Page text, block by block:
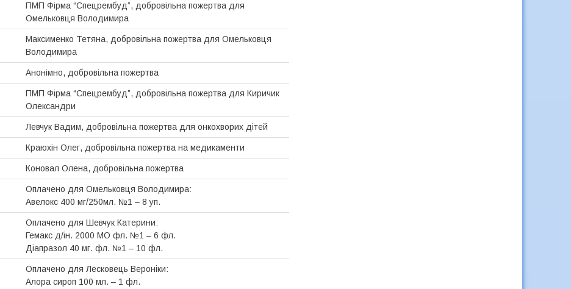
ПМП Фірма “Спецрембуд”, добровільна пожертва для
Омельковця Володимира
Максименко Тетяна, добровільна пожертва для Омельковця
Володимира
Анонімно, добровільна пожертва
ПМП Фірма “Спецрембуд”, добровільна пожертва для Киричик
Олександри
Левчук Вадим, добровiльна пожертва для онкохворих дiтей
Краюхін Олег, добровiльна пожертва на медикаменти
Коновал Олена, добровільна пожертва
Оплачено для Омельковця Володимира:
Авелокс 400 мг/250мл. №1 – 8 уп.
Оплачено для Шевчук Катерини:
Гемакс д/ін. 2000 МО фл. №1 – 6 фл.
Діапразол 40 мг. фл. №1 – 10 фл.
Оплачено для Лесковець Вероніки:
Алора сироп 100 мл. – 1 фл.